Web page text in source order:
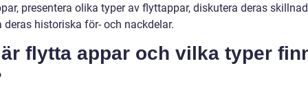
presentera olika typer av flyttappar, diskutera deras
deras historiska för- och nackdelar.
är flytta appar och vilka typer